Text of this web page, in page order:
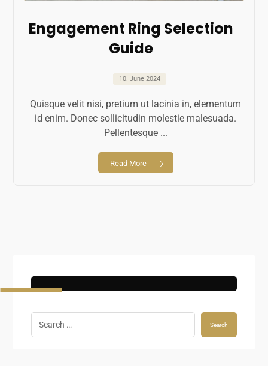
Engagement Ring Selection
Guide
10. June 2024
Quisque velit nisi, pretium ut lacinia in, elementum
id enim. Donec sollicitudin molestie malesuada.
Pellentesque ...
Read More
Search